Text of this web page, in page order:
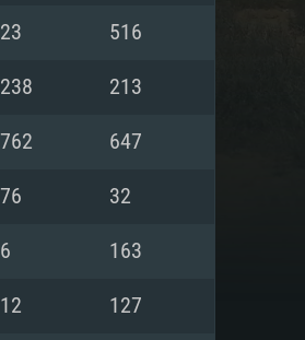
23 516
238 213
762 647
76 32
6 163
12 127